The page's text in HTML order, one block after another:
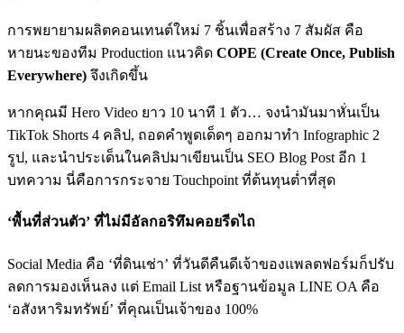
การพยายามผลิตคอนเทนต์ใหม่ 7 ชิ้นเพื่อสร้าง 7 สัมผัส คือ
หายนะของทีม Production แนวคิด COPE (Create Once, Publish
Everywhere) จึงเกิดขึ้น
หากคุณมี Hero Video ยาว 10 นาที 1 ตัว… จงนำมันมาหั่นเป็น
TikTok Shorts 4 คลิป, ถอดคำพูดเด็ดๆ ออกมาทำ Infographic 2
รูป, และนำประเด็นในคลิปมาเขียนเป็น SEO Blog Post อีก 1
บทความ นี่คือการกระจาย Touchpoint ที่ต้นทุนต่ำที่สุด
‘พื้นที่ส่วนตัว’ ที่ไม่มีอัลกอริทึมคอยรีดไถ
Social Media คือ ‘ที่ดินเช่า’ ที่วันดีคืนดีเจ้าของแพลตฟอร์มก็ปรับ
ลดการมองเห็นลง แต่ Email List หรือฐานข้อมูล LINE OA คือ
‘อสังหาริมทรัพย์’ ที่คุณเป็นเจ้าของ 100%